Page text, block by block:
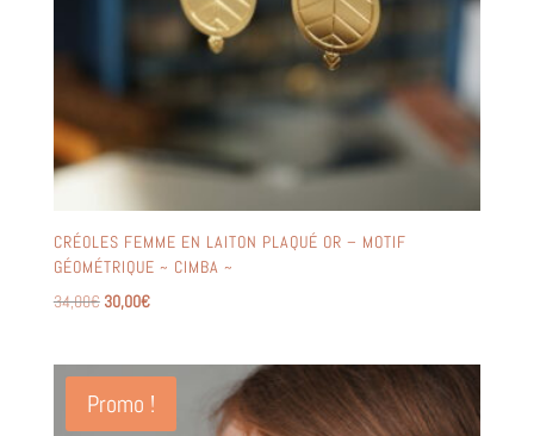
CRÉOLES FEMME EN LAITON PLAQUÉ OR – MOTIF
GÉOMÉTRIQUE ~ CIMBA ~
34,00€ Le
était :
34,00€.
30,00€Le
est :
30,00€.
Promo !